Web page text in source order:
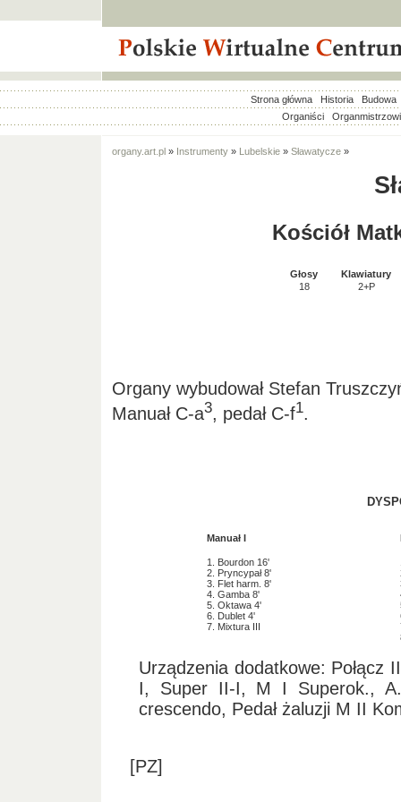
Strona główna Historia
Budowa
Organiści
organy.art.pl » Instrumenty » Lubelskie » Sławatycze »
Kościół
Głosy
Klawiatury
18
2+P
Organy wybudował Stefan
Manuał C-a3, pedał C-f1.
Manuał I
1. Bourdon 16'
2. Pryncypał 8'
3. Flet harm. 8'
4. Gamba 8'
5. Oktawa 4'
6. Dublet 4'
7. Mixtura III
Urządzenia dodatkowe:
I, Super II-I, M I Superok.,
crescendo, Pedał żaluzji M II
[PZ]